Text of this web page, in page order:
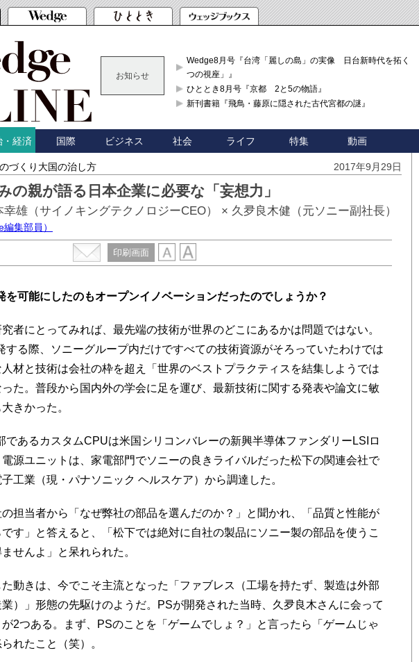
お知らせ
Wedge8月号『台湾「麗しの島」の実像 日台新時代を拓く「3
つの視座」』
ひととき8月号『京都 2と5の物語』
新刊書籍『飛鳥・藤原に隠された古代宮都の謎』
・経済 国際 ビジネス 社会 ライフ 特集 動画
づくり大国の治し方 2017年9月29日
の親が語る日本企業に必要な「妄想力」
雄（サイノキングテクノロジーCEO） × 久夛良木健（元ソニー副社長）
編集部員）
印刷画面
を可能にしたのもオープンイノベーションだったのでしょうか？
者にとってみれば、最先端の技術が世界のどこにあるかは問題ではない。
する際、ソニーグループ内だけですべての技術資源がそろっていたわけでは
材と技術は会社の枠を超え「世界のベストプラクティスを結集しようでは
た。普段から国内外の学会に足を運び、最新技術に関する発表や論文に敏
きかった。
あるカスタムCPUは米国シリコンバレーの新興半導体ファンダリーLSIロ
源ユニットは、家電部門でソニーの良きライバルだった松下の関連会社で
工業（現・パナソニック ヘルスケア）から調達した。
担当者から「なぜ弊社の部品を選んだのか？」と聞かれ、「品質と性能が
す」と答えると、「松下では絶対に自社の製品にソニー製の部品を使うこ
せんよ」と呆れられた。
た動きは、今でこそ主流となった「ファブレス（工場を持たず、製造は外部
）」形態の先駆けのようだ。PSが開発された当時、久夛良木さんに会って
2つある。まず、PSのことを「ゲームでしょ？」と言ったら「ゲームじゃ
れたこと（笑）。